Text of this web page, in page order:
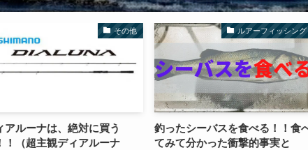
その他
アルーナは、絶対に買う
！（超主観ディアルーナ
ルアーフィッシング
釣ったシーバスを食べる！！食べ
てみて分かった衝撃的事実と